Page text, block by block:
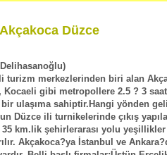
Düzce
turizm merkezlerinden biri alan
Kocaeli gibi metropollere 2.5 ? 3
ulaşıma sahiptir.Hangi yönden
Düzce ili turnikelerinde çıkış
km.lik şehirlerarası yolu
Akçakoca?ya İstanbul ve